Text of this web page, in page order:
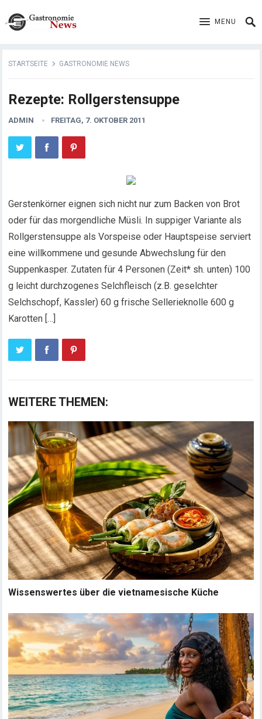
MENU
STARTSEITE GASTRONOMIE NEWS
Rezepte: Rollgerstensuppe
ADMIN FREITAG, 7. OKTOBER 2011
Gerstenkörner eignen sich nicht nur zum Backen von Brot
oder für das morgendliche Müsli. In suppiger Variante als
Rollgerstensuppe als Vorspeise oder Hauptspeise serviert
eine willkommene und gesunde Abwechslung für den
Suppenkasper. Zutaten für 4 Personen (Zeit* sh. unten) 100
g leicht durchzogenes Selchfleisch (z.B. geselchter
Selchschopf, Kassler) 60 g frische Sellerieknolle 600 g
Karotten […]
WEITERE THEMEN:
Wissenswertes über die vietnamesische Küche